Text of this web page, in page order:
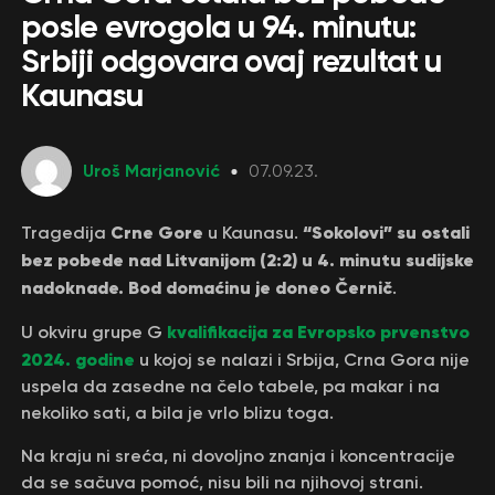
posle evrogola u 94. minutu:
Srbiji odgovara ovaj rezultat u
Kaunasu
Uroš Marjanović 07.09.23.
Tragedija Crne Gore u Kaunasu. “Sokolovi” su ostali
bez pobede nad Litvanijom (2:2) u 4. minutu sudijske
nadoknade. Bod domaćinu je doneo Černič.
U okviru grupe G kvalifikacija za Evropsko prvenstvo
2024. godine u kojoj se nalazi i Srbija, Crna Gora nije
uspela da zasedne na čelo tabele, pa makar i na
nekoliko sati, a bila je vrlo blizu toga.
Na kraju ni sreća, ni dovoljno znanja i koncentracije
da se sačuva pomoć, nisu bili na njihovoj strani.